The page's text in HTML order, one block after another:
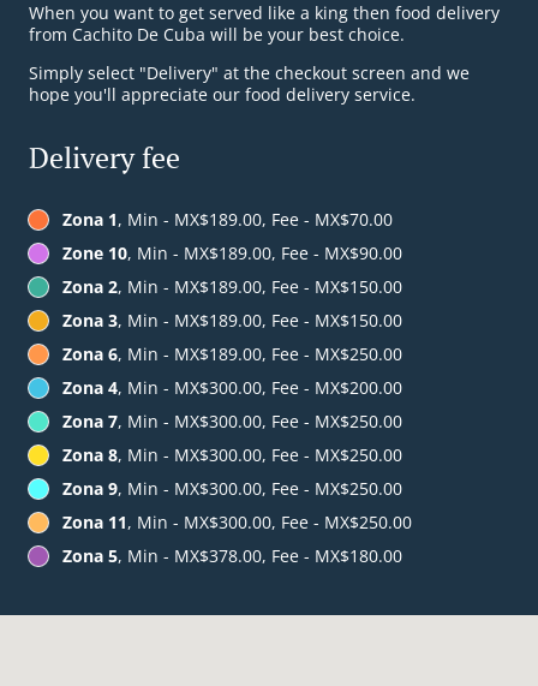
When you want to get served like a king then food delivery
from Cachito De Cuba will be your best choice.
Simply select "Delivery" at the checkout screen and we
hope you'll appreciate our food delivery service.
Delivery fee
Zona 1, Min - MX$189.00, Fee - MX$70.00
Zone 10, Min - MX$189.00, Fee - MX$90.00
Zona 2, Min - MX$189.00, Fee - MX$150.00
Zona 3, Min - MX$189.00, Fee - MX$150.00
Zona 6, Min - MX$189.00, Fee - MX$250.00
Zona 4, Min - MX$300.00, Fee - MX$200.00
Zona 7, Min - MX$300.00, Fee - MX$250.00
Zona 8, Min - MX$300.00, Fee - MX$250.00
Zona 9, Min - MX$300.00, Fee - MX$250.00
Zona 11, Min - MX$300.00, Fee - MX$250.00
Zona 5, Min - MX$378.00, Fee - MX$180.00